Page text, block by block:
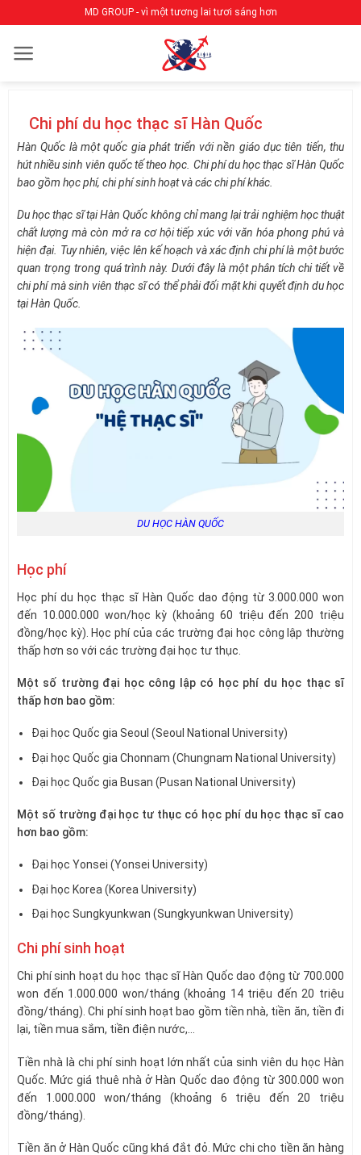
qua
nội
MD GROUP - vì một tương lai tươi sáng hơn
Chi phí du học thạc sĩ Hàn Quốc
Hàn Quốc là một quốc gia phát triển với nền giáo dục tiên tiến, thu
hút nhiều sinh viên quốc tế theo học. Chi phí du học thạc sĩ Hàn Quốc
bao gồm học phí, chi phí sinh hoạt và các chi phí khác.
Du học thạc sĩ tại Hàn Quốc không chỉ mang lại trải nghiệm học thuật
chất lượng mà còn mở ra cơ hội tiếp xúc với văn hóa phong phú và
hiện đại. Tuy nhiên, việc lên kế hoạch và xác định chi phí là một bước
quan trọng trong quá trình này. Dưới đây là một phân tích chi tiết về
chi phí mà sinh viên thạc sĩ có thể phải đối mặt khi quyết định du học
tại Hàn Quốc.
DU HỌC HÀN QUỐC
Học phí
Học phí du học thạc sĩ Hàn Quốc dao động từ 3.000.000 won
đến 10.000.000 won/học kỳ (khoảng 60 triệu đến 200 triệu
đồng/học kỳ). Học phí của các trường đại học công lập thường
thấp hơn so với các trường đại học tư thục.
Một số trường đại học công lập có học phí du học thạc sĩ
thấp hơn bao gồm:
Đại học Quốc gia Seoul (Seoul National University)
Đại học Quốc gia Chonnam (Chungnam National University)
Đại học Quốc gia Busan (Pusan National University)
Một số trường đại học tư thục có học phí du học thạc sĩ cao
hơn bao gồm:
Đại học Yonsei (Yonsei University)
Đại học Korea (Korea University)
Đại học Sungkyunkwan (Sungkyunkwan University)
Chi phí sinh hoạt
Chi phí sinh hoạt du học thạc sĩ Hàn Quốc dao động từ 700.000
won đến 1.000.000 won/tháng (khoảng 14 triệu đến 20 triệu
đồng/tháng). Chi phí sinh hoạt bao gồm tiền nhà, tiền ăn, tiền đi
lại, tiền mua sắm, tiền điện nước,…
Tiền nhà là chi phí sinh hoạt lớn nhất của sinh viên du học Hàn
Quốc. Mức giá thuê nhà ở Hàn Quốc dao động từ 300.000 won
đến 1.000.000 won/tháng (khoảng 6 triệu đến 20 triệu
đồng/tháng).
Tiền ăn ở Hàn Quốc cũng khá đắt đỏ. Mức chi cho tiền ăn hàng